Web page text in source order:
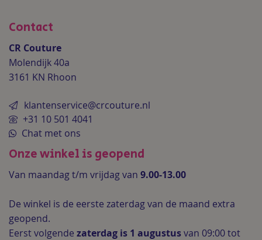
Contact
CR Couture
Molendijk 40a
3161 KN Rhoon
klantenservice@crcouture.nl
+31 10 501 4041
Chat met ons
Onze winkel is geopend
Van maandag t/m vrijdag van 9.00-13.00
De winkel is de eerste zaterdag van de maand extra
geopend.
Eerst volgende zaterdag is 1 augustusvan 09:00 tot